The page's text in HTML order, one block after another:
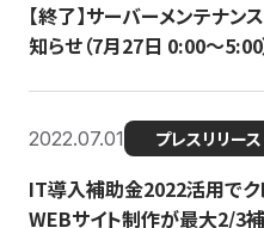
【終了】サーバーメンテナ
知らせ（7月27日 0:00〜5:00
2022.07.01 プレスリリース
IT導入補助金2022活用で
WEBサイト制作が最大2/3補